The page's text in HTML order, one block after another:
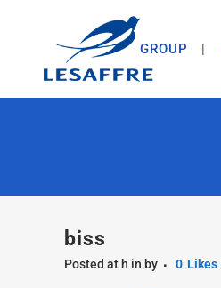
GROUP
biss
Posted at h in by 0 Likes